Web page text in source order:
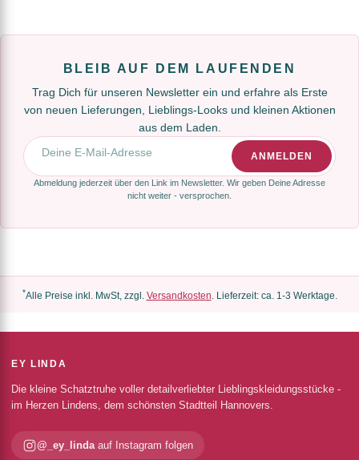
BLEIB AUF DEM LAUFENDEN
Trag Dich für unseren Newsletter ein und erfahre als Erste
von neuen Lieferungen, Lieblings-Looks und kleinen Aktionen
aus dem Laden.
E-Mail-Adresse
ANMELDEN
Abmeldung jederzeit über den Link im Newsletter. Wir geben Deine Adresse
nicht weiter - versprochen.
*Alle Preise inkl. MwSt, zzgl. Versandkosten. Lieferzeit: ca. 1-3 Werktage.
EY LINDA
Die kleine Schatztruhe voller detailverliebter Lieblingskleidungsstücke -
im Herzen Lindens, dem schönsten Stadtteil Hannovers.
@_ey_lindaauf Instagram folgen